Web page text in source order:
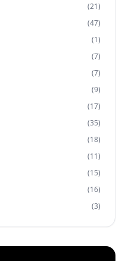
(21)
(47)
(1)
(7)
(7)
(9)
(17)
(35)
(18)
(11)
(15)
(16)
(3)